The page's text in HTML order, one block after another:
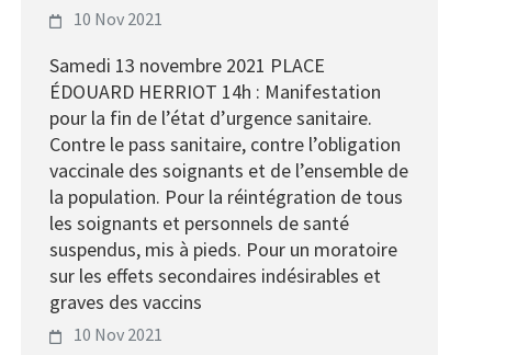
10 Nov 2021
Samedi 13 novembre 2021 PLACE
ÉDOUARD HERRIOT 14h : Manifestation
pour la fin de l’état d’urgence sanitaire.
Contre le pass sanitaire, contre l’obligation
vaccinale des soignants et de l’ensemble de
la population. Pour la réintégration de tous
les soignants et personnels de santé
suspendus, mis à pieds. Pour un moratoire
sur les effets secondaires indésirables et
graves des vaccins
10 Nov 2021